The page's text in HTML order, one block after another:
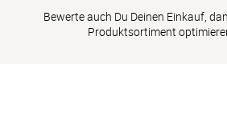
Bewerte auch Du Deinen Einkauf,
Produktsortiment